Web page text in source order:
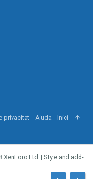
privacitat Ajuda Inici
XenForo Ltd. | Style and add-